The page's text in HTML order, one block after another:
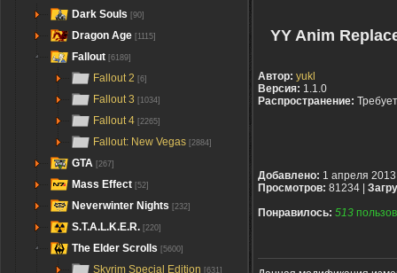
Dark Souls [90]
Dragon Age [1115]
Fallout [6189]
Fallout 2 [6]
Fallout 3 [1034]
Fallout 4 [2265]
Fallout: New Vegas [2884]
GTA [267]
Mass Effect [52]
Neverwinter Nights [232]
S.T.A.L.K.E.R. [220]
The Elder Scrolls [5600]
Skyrim Special Edition [631]
YY Anim
Автор: yukl
Версия: 1.1.0
Распространение:
Добавлено: 1 апреля 2013
Просмотров: 81234 |
Понравилось: 513